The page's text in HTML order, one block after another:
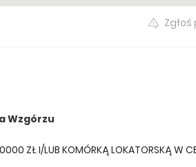
Wzgórzu
ZŁ I/LUB KOMÓRKĄ LOKATORSKĄ W